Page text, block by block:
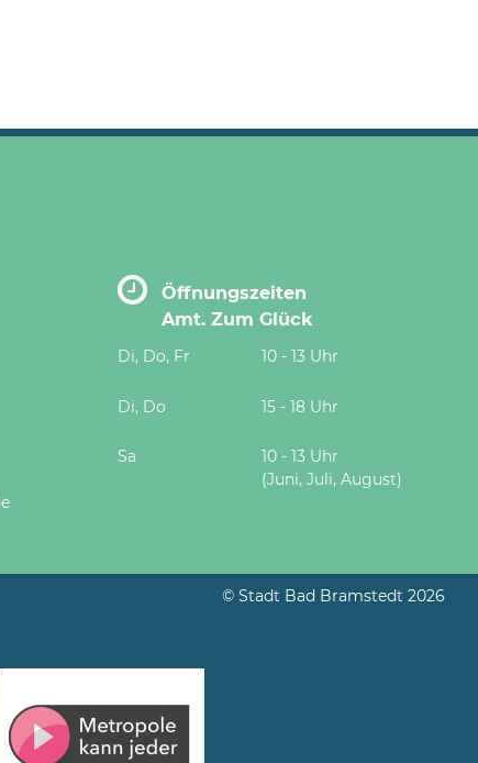
Öffnungszeiten
Amt. Zum Glück
Di, Do, Fr 10 - 13 Uhr
Di, Do 15 - 18 Uhr
Sa
10 - 13 Uhr
(Juni, Juli, August)
© Stadt Bad Bramstedt 2026